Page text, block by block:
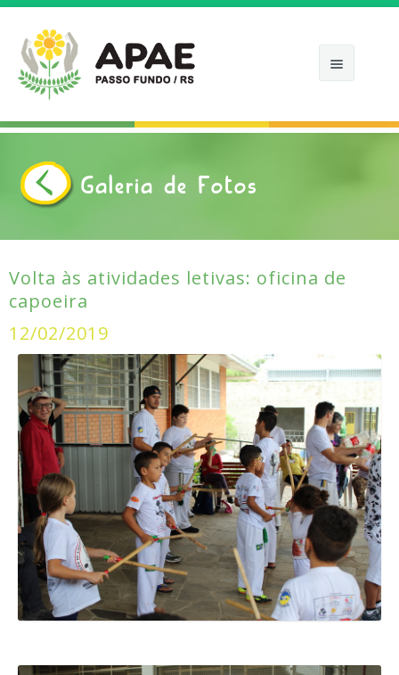
APAE
APOIE
NOTÍCIAS
FOTOS
CONTATO
Galeria de Fotos
Volta às atividades letivas: oficina de
capoeira
12/02/2019